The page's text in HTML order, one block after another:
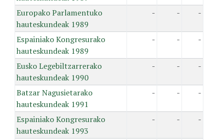
Europako Parlamentuko
hauteskundeak 1989
- - -
Espainiako Kongresurako
hauteskundeak 1989
- - -
Eusko Legebiltzarrerako
hauteskundeak 1990
- - -
Batzar Nagusietarako
hauteskundeak 1991
- - -
Espainiako Kongresurako
hauteskundeak 1993
- - -